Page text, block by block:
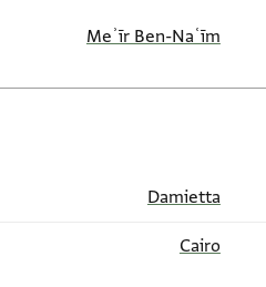
Meʾīr Ben-Naʿīm
Damietta
Cairo